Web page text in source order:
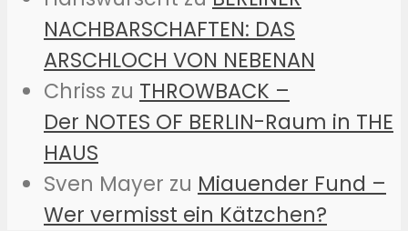
NACHBARSCHAFTEN: DAS
ARSCHLOCH VON NEBENAN
Chriss zu THROWBACK –
Der NOTES OF BERLIN-Raum in THE
HAUS
Sven Mayer zu Miauender Fund –
Wer vermisst ein Kätzchen?